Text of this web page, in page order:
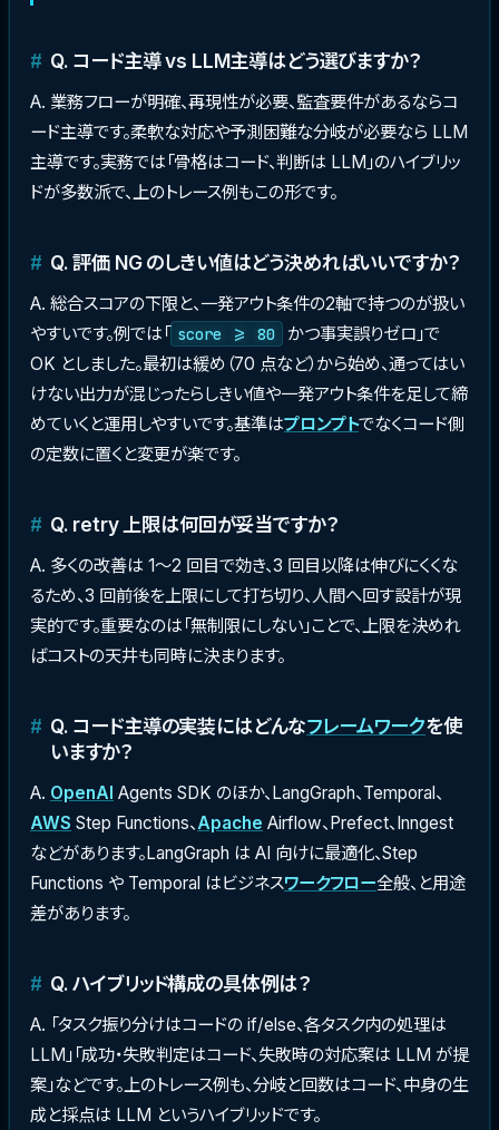
Q. コード主導 vs LLM主導はどう選びますか？
A. 業務フローが明確、再現性が必要、監査要件があるならコ
ード主導です。柔軟な対応や予測困難な分岐が必要なら LLM
主導です。実務では「骨格はコード、判断は LLM」のハイブリッ
ドが多数派で、上のトレース例もこの形です。
Q. 評価 NG のしきい値はどう決めればいいですか？
A. 総合スコアの下限と、一発アウト条件の2軸で持つのが扱い
やすいです。例では「 score >= 80
かつ事実誤りゼロ」で
OK としました。最初は緩め（70 点など）から始め、通ってはい
けない出力が混じったらしきい値や一発アウト条件を足して締
めていくと運用しやすいです。基準はプロンプトでなくコード側
の定数に置くと変更が楽です。
Q. retry 上限は何回が妥当ですか？
A. 多くの改善は 1〜2 回目で効き、3 回目以降は伸びにくくな
るため、3 回前後を上限にして打ち切り、人間へ回す設計が現
実的です。重要なのは「無制限にしない」ことで、上限を決めれ
ばコストの天井も同時に決まります。
Q. コード主導の実装にはどんなフレームワークを使
いますか？
A. OpenAI Agents SDK のほか、LangGraph、Temporal、
AWS Step Functions、Apache Airflow、Prefect、Inngest
などがあります。LangGraph は AI 向けに最適化、Step
Functions や Temporal はビジネスワークフロー全般、と用途
差があります。
Q. ハイブリッド構成の具体例は？
A. 「タスク振り分けはコードの if/else、各タスク内の処理は
LLM」「成功・失敗判定はコード、失敗時の対応案は LLM が提
案」などです。上のトレース例も、分岐と回数はコード、中身の生
成と採点は LLM というハイブリッドです。